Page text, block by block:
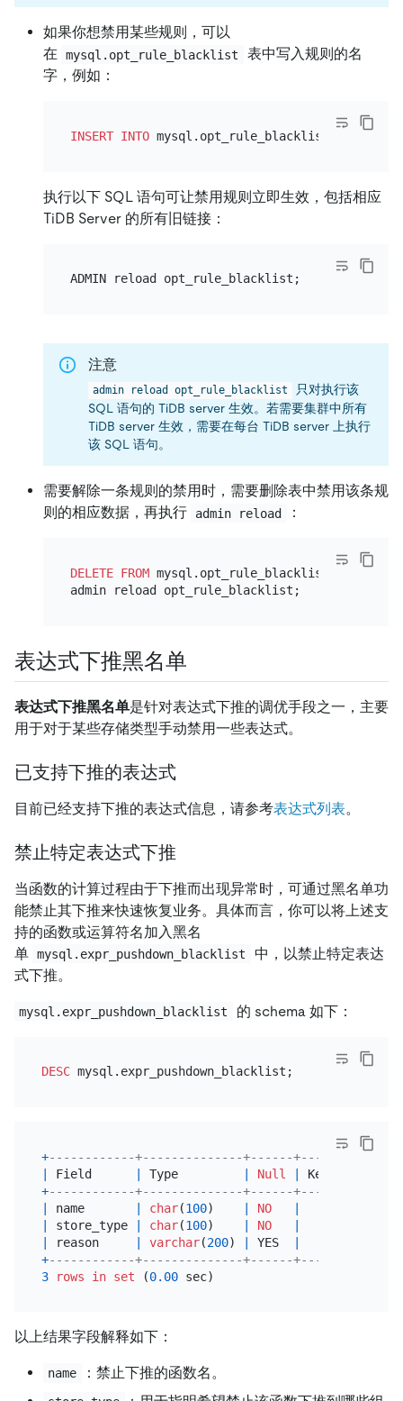
如果你想禁用某些规则，可以
在
mysql.opt_rule_blacklist
表中写入规则的名
字，例如：
INSERT INTO mysql.opt_rule_blacklist
执行以下 SQL 语句可让禁用规则立即生效，包括相应
TiDB Server 的所有旧链接：
注意
admin reload opt_rule_blacklist
只对执行该
SQL 语句的 TiDB server 生效。若需要集群中所有
TiDB server 生效，需要在每台 TiDB server 上执行
该 SQL 语句。
需要解除一条规则的禁用时，需要删除表中禁用该条规
则的相应数据，再执行
admin reload ：
DELETE FROM mysql.opt_rule_blacklist
表达式下推黑名单
表达式下推黑名单是针对表达式下推的调优手段之一，主要
用于对于某些存储类型手动禁用一些表达式。
已支持下推的表达式
目前已经支持下推的表达式信息，请参考表达式列表。
禁止特定表达式下推
当函数的计算过程由于下推而出现异常时，可通过黑名单功
能禁止其下推来快速恢复业务。具体而言，你可以将上述支
持的函数或运算符名加入黑名
单 mysql.expr_pushdown_blacklist
中，以禁止特定表达
式下推。
mysql.expr_pushdown_blacklist 的 schema 如下：
DESC
+------------+--------------+------+------
|
Field | Type | Null | Key
+------------+--------------+------+------
|
name | char(100) | NO |
|
store_type | char(100) | NO |
|
reason | varchar(200) | YES |
+------------+--------------+------+------
3
rows in set (0.00
以上结果字段解释如下：
name ：禁止下推的函数名。